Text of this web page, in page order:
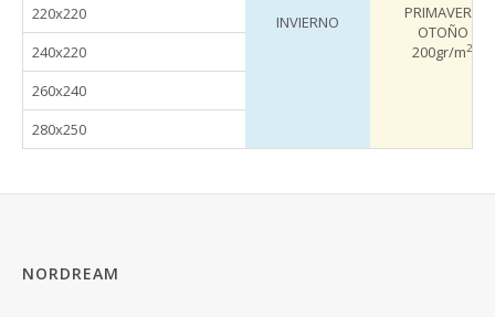
INVIERNO
PRIMAVERA
OTOÑO
200gr/m2
220x220
240x220
260x240
280x250
NORDREAM